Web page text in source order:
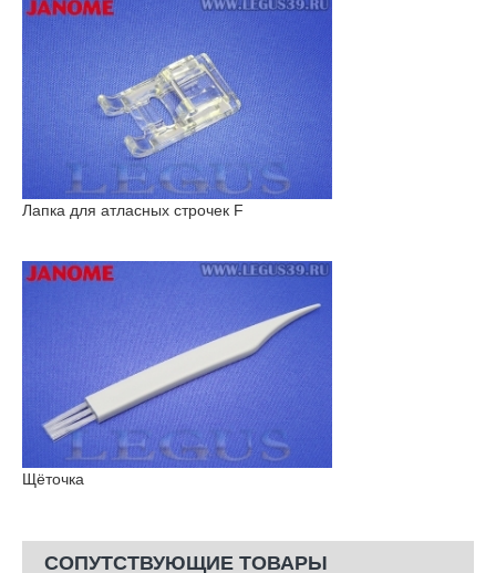
Лапка для атласных строчек F
Щёточка
СОПУТСТВУЮЩИЕ ТОВАРЫ